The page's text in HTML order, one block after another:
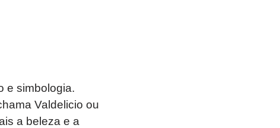
e simbologia.
Valdelicio ou
a beleza e a